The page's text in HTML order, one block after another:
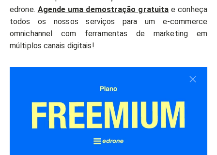
edrone. Agende uma demostração gratuita e conheça
todos os nossos serviços para um e-commerce
omnichannel com ferramentas de marketing em
múltiplos canais digitais!